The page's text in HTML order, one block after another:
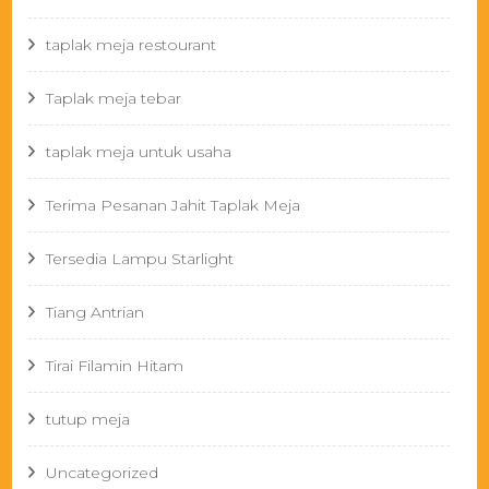
taplak meja restourant
Taplak meja tebar
taplak meja untuk usaha
Terima Pesanan Jahit Taplak Meja
Tersedia Lampu Starlight
Tiang Antrian
Tirai Filamin Hitam
tutup meja
Uncategorized